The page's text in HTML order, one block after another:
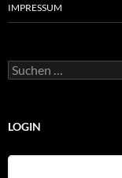
IMPRESSUM
Suchen
nach:
LOGIN